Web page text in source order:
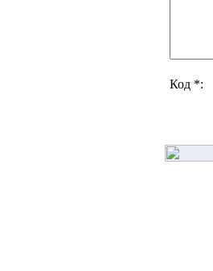
Код *: